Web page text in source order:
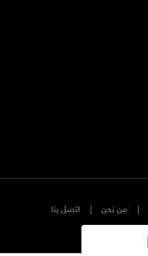
اتصل بنا من نحن